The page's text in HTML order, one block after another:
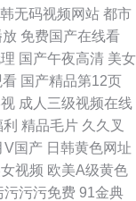
无码视频网站 都市
免费国产在线看
国产午夜高清 美女
看 国产精品第12页
成人三级视频在线
精品毛片 久久叉
V国产 日韩黄色网址
视频 欧美A级黄色
污污污免费 91金典